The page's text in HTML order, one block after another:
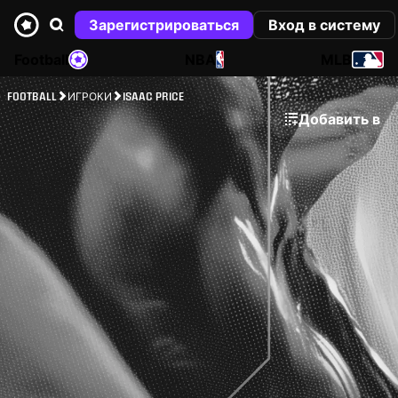
Зарегистрироваться
Вход в систему
NBA
FOOTBALL ИГРОКИ ISAAC PRICE
Добавить в